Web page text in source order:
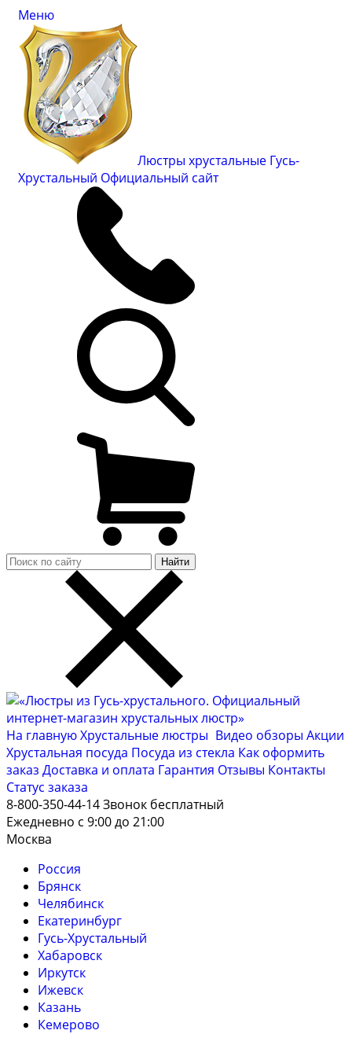
Меню
Люстры хрустальные Гусь-
Хрустальный Официальный сайт
Найти
На главнуюХрустальные люстры Видео обзоры Акции
Хрустальная посуда Посуда из стекла Как оформить
заказ Доставка и оплата Гарантия Отзывы Контакты
Cтатус заказа
8-800-350-44-14Звонок бесплатный
Ежедневно с 9:00 до 21:00
Москва
Россия
Брянск
Челябинск
Екатеринбург
Гусь-Хрустальный
Хабаровск
Иркутск
Ижевск
Казань
Кемерово